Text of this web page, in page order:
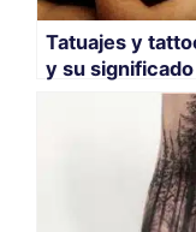
Tatuajes y
y su significado